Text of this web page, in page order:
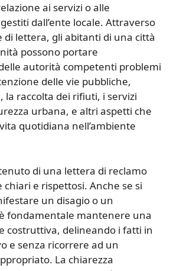
ai servizi o alle
dall’ente locale. Attraverso
di lettera, gli abitanti di una città
possono portare
autorità competenti problemi
delle vie pubbliche,
la raccolta dei rifiuti, i servizi
urbana, e altri aspetti che
quotidiana nell’ambiente
di una lettera di reclamo
chiari e rispettosi. Anche se si
un disagio o un
fondamentale mantenere una
costruttiva, delineando i fatti in
e senza ricorrere ad un
La chiarezza